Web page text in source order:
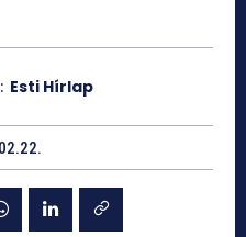
Esti Hírlap